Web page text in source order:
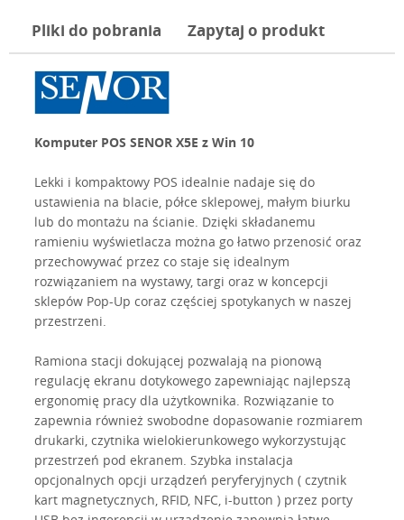
Pliki do pobrania Zapytaj o produkt
Komputer POS SENOR X5E z Win 10
Lekki i kompaktowy POS ​​idealnie nadaje się do
ustawienia na blacie, półce sklepowej, małym biurku
lub do montażu na ścianie. Dzięki składanemu
ramieniu wyświetlacza można go łatwo przenosić oraz
przechowywać przez co staje się idealnym
rozwiązaniem na wystawy, targi oraz w koncepcji
sklepów Pop-Up coraz częściej spotykanych w naszej
przestrzeni.
Ramiona stacji dokującej pozwalają na pionową
regulację ekranu dotykowego zapewniając najlepszą
ergonomię pracy dla użytkownika. Rozwiązanie to
zapewnia również swobodne dopasowanie rozmiarem
drukarki, czytnika wielokierunkowego wykorzystując
przestrzeń pod ekranem. Szybka instalacja
opcjonalnych opcji urządzeń peryferyjnych ( czytnik
kart magnetycznych, RFID, NFC, i-button ) przez porty